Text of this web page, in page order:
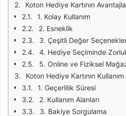
Koton Hediye Kartının
1. Kolay Kullanım
2. Esneklik
3. Çeşitli Değer
4. Hediye Seçiminde
5. Online ve Fiziksel
Koton Hediye Kartının Kullanım
1. Geçerlilik Süresi
2. Kullanım Alanları
3. Bakiye Sorgulama